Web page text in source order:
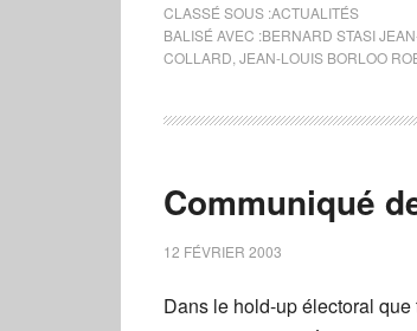
CLASSÉ SOUS :ACTUALITÉS
BALISÉ AVEC :BERNARD STASI
COLLARD JEAN-LOUIS BORLOO
Communiqué
12 FÉVRIER 2003
Dans le hold-up électoral